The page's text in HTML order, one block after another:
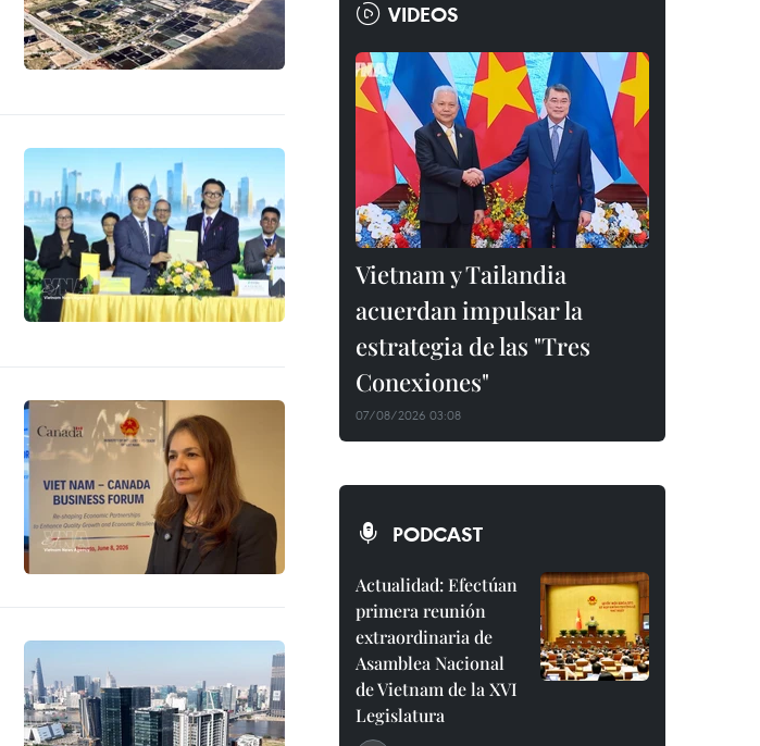
VIDEOS
Vietnam y Tailandia
acuerdan impulsar la
estrategia de las "Tres
Conexiones"
07/08/2026 03:08
PODCAST
Actualidad: Efectúan
primera reunión
extraordinaria de
Asamblea Nacional
de Vietnam de la XVI
Legislatura